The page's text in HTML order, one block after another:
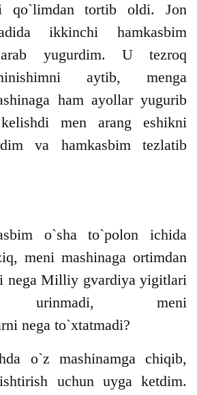
qo`limdan tortib oldi. Jon
ikkinchi hamkasbim
yugurdim. U tezroq
aytib, menga
ham ayollar yugurib
men arang eshikni
va hamkasbim tezlatib
o`sha to`polon ichida
meni mashinaga ortimdan
nega Milliy gvardiya yigitlari
urinmadi, meni
nega to`xtatmadi?
o`z mashinamga chiqib,
uchun uyga ketdim.